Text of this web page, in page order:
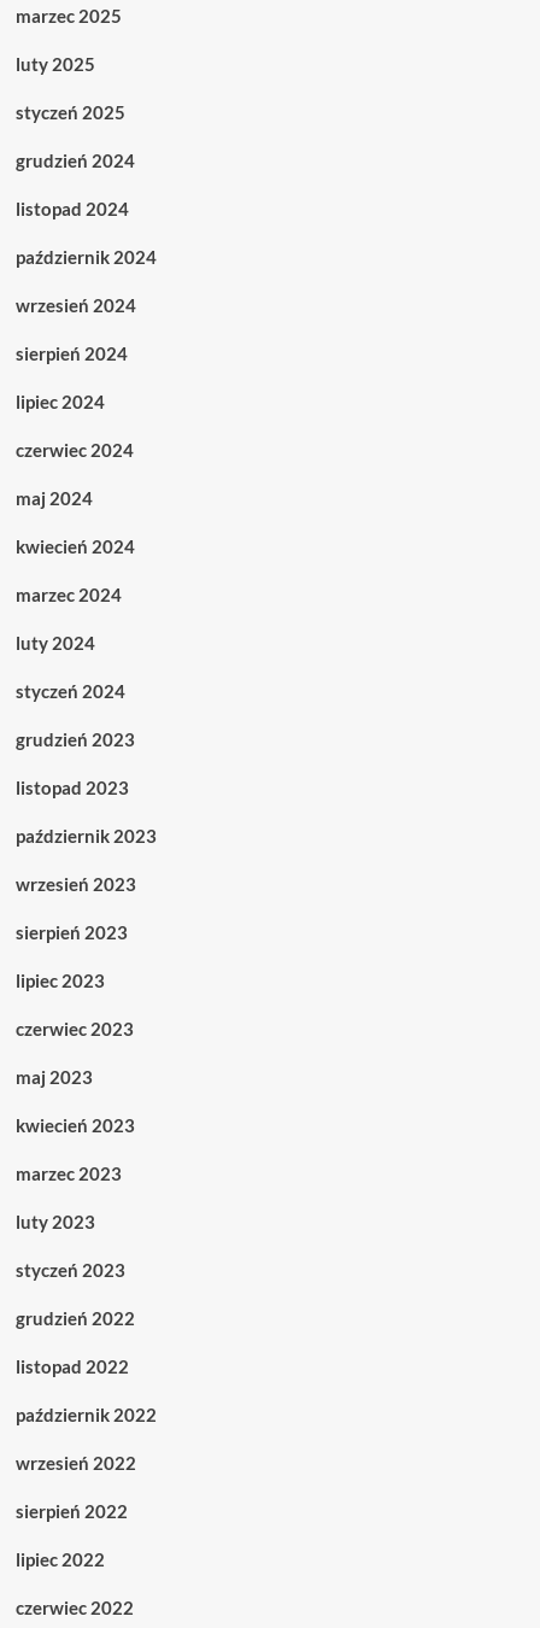
marzec 2025
luty 2025
styczeń 2025
grudzień 2024
listopad 2024
październik 2024
wrzesień 2024
sierpień 2024
lipiec 2024
czerwiec 2024
maj 2024
kwiecień 2024
marzec 2024
luty 2024
styczeń 2024
grudzień 2023
listopad 2023
październik 2023
wrzesień 2023
sierpień 2023
lipiec 2023
czerwiec 2023
maj 2023
kwiecień 2023
marzec 2023
luty 2023
styczeń 2023
grudzień 2022
listopad 2022
październik 2022
wrzesień 2022
sierpień 2022
lipiec 2022
czerwiec 2022